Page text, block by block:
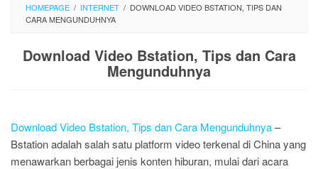
HOMEPAGE / INTERNET / DOWNLOAD VIDEO BSTATION, TIPS DAN
CARA MENGUNDUHNYA
Download Video Bstation, Tips dan Cara
Mengunduhnya
Download Video Bstation, Tips dan Cara Mengunduhnya–
Bstation adalah salah satu platform video terkenal di China yang
menawarkan berbagai jenis konten hiburan, mulai dari acara